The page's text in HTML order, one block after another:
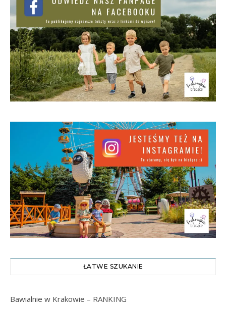
ŁATWE SZUKANIE
Bawialnie w Krakowie – RANKING